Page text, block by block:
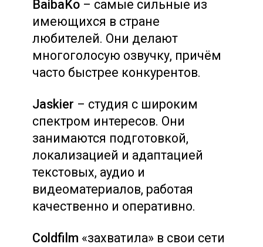
BaibaKo – самые сильные из
имеющихся в стране
любителей. Они делают
многоголосую озвучку, причём
часто быстрее конкурентов.
Jaskier – студия с широким
спектром интересов. Они
занимаются подготовкой,
локализацией и адаптацией
текстовых, аудио и
видеоматериалов, работая
качественно и оперативно.
Coldfilm «захватила» в свои сети